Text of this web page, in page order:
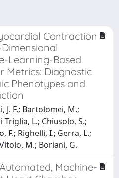
Contraction
Learning-Based
Metrics: Diagnostic
Phenotypes and
J. F.; Bartolomei, M.;
Triglia, L.; Chiusolo, S.;
F.; Righelli, I.; Gerra, L.;
M.; Boriani, G.
Machine-